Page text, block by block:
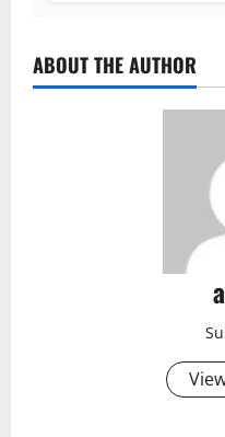
ABOUT THE AUTHOR